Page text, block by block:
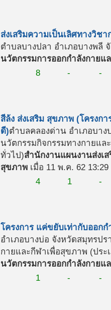
ส่งเสริมความเป็นเลิศทางวิช
ตำบลบางปลา อำเภอบางพลี
นวัตกรรมการออกกำลังกายแ
8
- -
สีล้ง ส่งเสริม สุขภาพ (โครงก
ดี)ตำบลคลองด่าน อำเภอบา
นวัตกรรมกิจกรรมทางกายแล
ทั่วไป)สำนักงานแผนงานส่งเ
สุขภาพ เมื่อ 11 พ.ค. 62
4
1 -
โครงการ แค่ขยับเท่ากับออกก
อำเภอบางบ่อ จังหวัดสมุทรปร
กายและกีฬาเพื่อสุขภาพ (ประ
นวัตกรรมการออกกำลังกายแ
1
- -